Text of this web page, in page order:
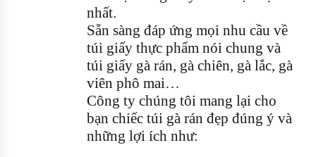
nhất.
Sẵn sàng đáp ứng mọi nhu cầu về
túi giấy thực phẩm nói chung và
túi giấy gà rán, gà chiên, gà lắc, gà
viên phô mai…
Công ty chúng tôi mang lại cho
bạn chiếc túi gà rán đẹp đúng ý và
những lợi ích như: